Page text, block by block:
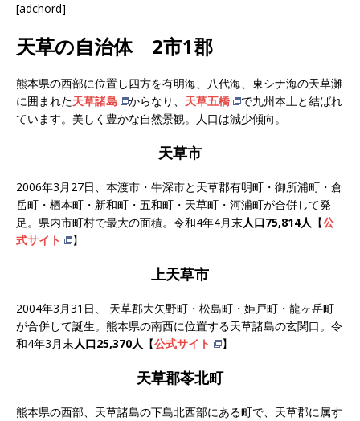
[adchord]
天草の自治体 2市1郡
熊本県の西部に位置し四方を有明海、八代海、東シナ海の天草灘
に囲まれた天草諸島 からなり、 天草五橋
で九州本土と結ばれ
ています。美しく豊かな自然景観。人口は減少傾向。
天草市
2006年3月27日、本渡市・牛深市と天草郡有明町・御所浦町・倉
岳町・栖本町・新和町・五和町・天草町・河浦町が合併して発
足。県内市町村で最大の面積。令和4年4月末人口75,814人 【公
式サイト
】
上天草市
2004年3月31日、 天草郡大矢野町・松島町・姫戸町・龍ヶ岳町
が合併して誕生。熊本県の南西に位置する天草諸島の玄関口。令
和4年3月末人口25,370人 【公式サイト 】
天草郡苓北町
熊本県の西部、天草諸島の下島北西部にある町で、天草郡に属す